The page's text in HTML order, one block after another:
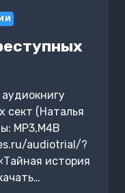
сект (Наталья
MP3,M4B
audiotrial/?
история